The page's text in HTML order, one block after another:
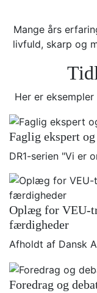
Mange års
livfuld, skarp og
Her er
Faglig ekspert
DR1-serien "Vi er
Oplæg for VEU-
færdigheder
Afholdt af Dansk
Foredrag og